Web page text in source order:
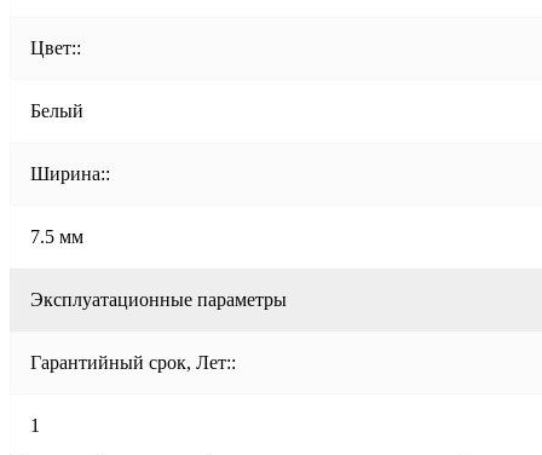
Цвет::
Белый
Ширина::
7.5 мм
Эксплуатационные параметры
Гарантийный срок, Лет::
1